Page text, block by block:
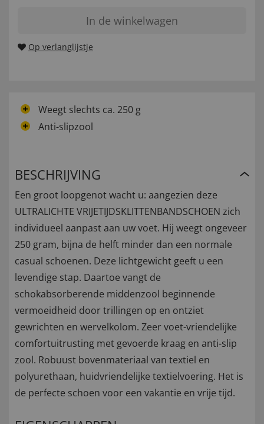
In de winkelwagen
Op verlanglijstje
Weegt slechts ca. 250 g
Anti-slipzool
BESCHRIJVING
Een groot loopgenot wacht u: aangezien deze
ULTRALICHTE VRIJETIJDSKLITTENBANDSCHOEN zich
individueel aanpast aan uw voet. Hij weegt ongeveer
250 gram, bijna de helft minder dan een normale
casual schoenen. Deze lichtgewicht geeft u een
levendige stap. Daartoe vangt de
schokabsorberende middenzool beginnende
vermoeidheid door trillingen op en ontziet
gewrichten en wervelkolom. Zeer voet-vriendelijke
comfortuitrusting met gevoerde kraag en anti-slip
zool. Robuust bovenmateriaal van textiel en
polyurethaan, huidvriendelijke textielvoering. Het is
de perfecte schoen voor een vakantie en vrije tijd.